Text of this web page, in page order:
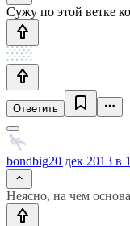
Сужу по этой ветке
Ответить
bondbig20 дек 2013 в
Неясно, на чем